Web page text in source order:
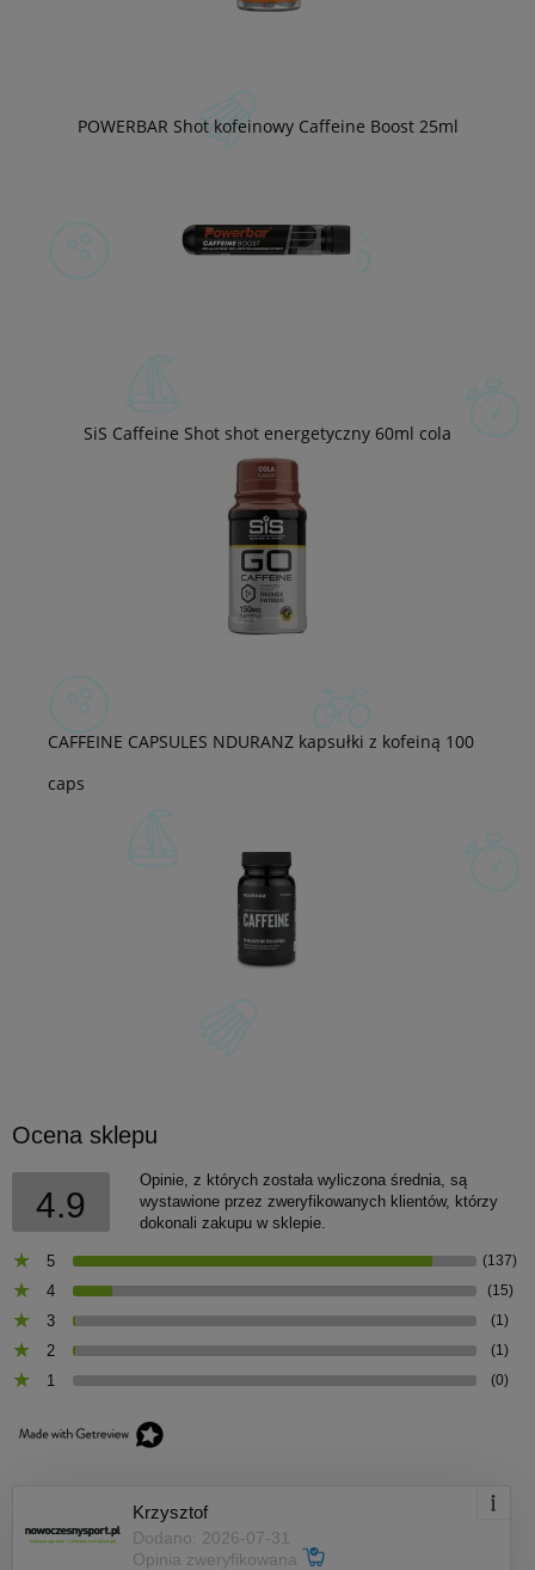
POWERBAR Shot kofeinowy Caffeine Boost 25ml
SiS Caffeine Shot shot energetyczny 60ml cola
CAFFEINE CAPSULES NDURANZ kapsułki z kofeiną 100
caps
Ocena sklepu
4.9
Opinie, z których została wyliczona średnia, są
wystawione przez zweryfikowanych klientów, którzy
dokonali zakupu w sklepie.
5 (137)
4 (15)
3 (1)
2 (1)
1 (0)
Krzysztof
Dodano: 2026-07-31
Opinia zweryfikowana